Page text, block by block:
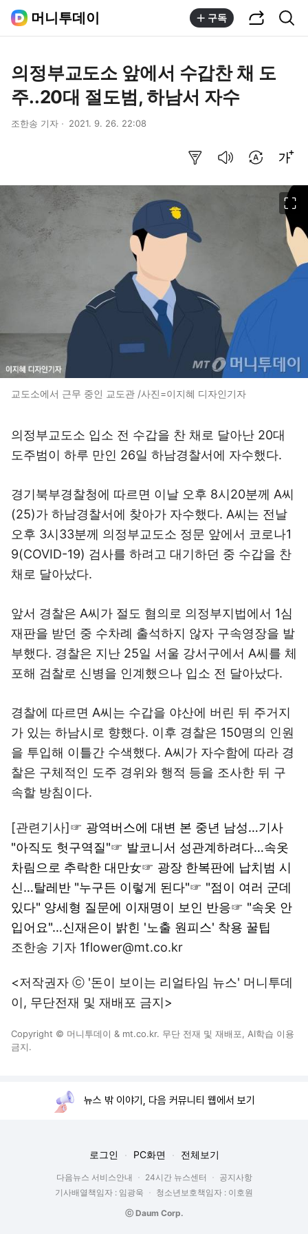
머니투데이 구독
의정부교도소 앞에서 수갑찬 채 도
주..20대 절도범, 하남서 자수
조한송 기자 2021. 9. 26. 22:08
교도소에서 근무 중인 교도관 /사진=이지혜 디자인기자
의정부교도소 입소 전 수갑을 찬 채로 달아난 20대
도주범이 하루 만인 26일 하남경찰서에 자수했다.
경기북부경찰청에 따르면 이날 오후 8시20분께 A씨
(25)가 하남경찰서에 찾아가 자수했다. A씨는 전날
오후 3시33분께 의정부교도소 정문 앞에서 코로나1
9(COVID-19) 검사를 하려고 대기하던 중 수갑을 찬
채로 달아났다.
앞서 경찰은 A씨가 절도 혐의로 의정부지법에서 1심
재판을 받던 중 수차례 출석하지 않자 구속영장을 발
부했다. 경찰은 지난 25일 서울 강서구에서 A씨를 체
포해 검찰로 신병을 인계했으나 입소 전 달아났다.
경찰에 따르면 A씨는 수갑을 야산에 버린 뒤 주거지
가 있는 하남시로 향했다. 이후 경찰은 150명의 인원
을 투입해 이틀간 수색했다. A씨가 자수함에 따라 경
찰은 구체적인 도주 경위와 행적 등을 조사한 뒤 구
속할 방침이다.
[관련기사]☞ 광역버스에 대변 본 중년 남성…기사
"아직도 헛구역질"☞ 발코니서 성관계하려다…속옷
차림으로 추락한 대만女☞ 광장 한복판에 납치범 시
신…탈레반 "누구든 이렇게 된다"☞ "점이 여러 군데
있다" 양세형 질문에 이재명이 보인 반응☞ "속옷 안
입어요"…신재은이 밝힌 '노출 원피스' 착용 꿀팁
조한송 기자 1flower@mt.co.kr
<저작권자 ⓒ '돈이 보이는 리얼타임 뉴스' 머니투데
이, 무단전재 및 재배포 금지>
Copyright © 머니투데이 & mt.co.kr. 무단 전재 및 재배포, AI학습 이용
금지.
뉴스 밖 이야기, 다음 커뮤니티 웹에서 보기
로그인 PC화면 전체보기
다음뉴스 서비스안내 24시간 뉴스센터
공지사항
기사배열책임자 : 임광욱
청소년보호책임자 : 이호원
ⓒ Daum Corp.